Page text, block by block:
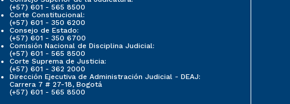
(+57) 601 - 565 8500
Corte Constitucional:
(+57) 601 - 350 6200
Consejo de Estado:
(+57) 601 - 350 6700
Comisión Nacional de Disciplina Judicial:
(+57) 601 - 565 8500
Corte Suprema de Justicia:
(+57) 601 - 362 2000
Dirección Ejecutiva de Administración Judicial - DEAJ:
Carrera 7 # 27-18, Bogotá
(+57) 601 - 565 8500